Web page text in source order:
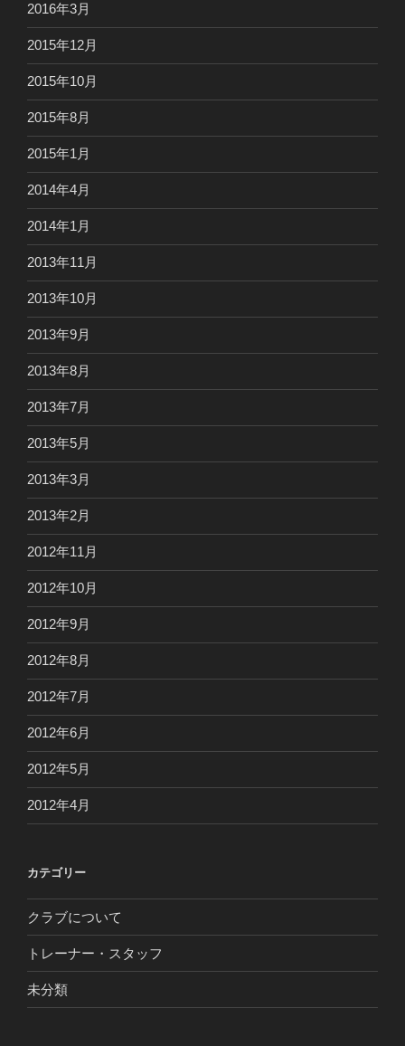
2016年3月
2015年12月
2015年10月
2015年8月
2015年1月
2014年4月
2014年1月
2013年11月
2013年10月
2013年9月
2013年8月
2013年7月
2013年5月
2013年3月
2013年2月
2012年11月
2012年10月
2012年9月
2012年8月
2012年7月
2012年6月
2012年5月
2012年4月
カテゴリー
クラブについて
トレーナー・スタッフ
未分類